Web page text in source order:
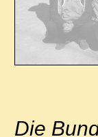
Die